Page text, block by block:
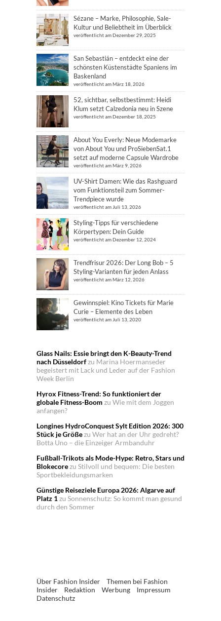
Sézane – Marke, Philosophie, Sale-
Kultur und Beliebtheit im Überblick
veröffentlicht am Dezember 29, 2025
San Sebastián – entdeckt eine der
schönsten Küstenstädte Spaniens im
Baskenland
veröffentlicht am März 18, 2026
52, sichtbar, selbstbestimmt: Heidi
Klum setzt Calzedonia neu in Szene
veröffentlicht am Dezember 18, 2025
About You Everly: Neue Modemarke
von About You und ProSiebenSat.1
setzt auf moderne Capsule Wardrobe
veröffentlicht am März 9, 2026
UV-Shirt Damen: Wie das Rashguard
vom Funktionsteil zum Sommer-
Trendpiece wurde
veröffentlicht am Juli 13, 2026
Styling-Tipps für verschiedene
Körpertypen: Dein Guide
veröffentlicht am Dezember 12, 2024
Trendfrisur 2026: Der Long Bob – 5
Styling-Varianten für jeden Anlass
veröffentlicht am März 12, 2026
Gewinnspiel: Kino Tickets für Marie
Curie – Elemente des Leben
veröffentlicht am Juli 13, 2020
Glass Nails: Essie bringt den K-Beauty-Trend
nach Düsseldorfzu Marina Hoermanseder
begeistert mit Lack und Leder auf der Fashion
Week Berlin
Hyrox Fitness-Trend: So funktioniert der
globale Fitness-Boom zu Wie mit dem Joggen
anfangen?
Longines HydroConquest Sylt Edition 2026: 300
Stück je Größezu Wer hat an der Uhr gedreht?
Botta Uno – die Einzeiger Armbanduhr
Fußball-Trikots als Mode-Hype: Retro, Stars und
Blokecorezu Stilvoll und bequem: Die besten
Sportbekleidungsmarken
Günstige Reiseziele Europa 2026: Algarve auf
Platz 1zu Sonnenschutz: So kommt man gesund
durch den Sommer
Über Fashion Insider
Themen bei Fashion
Insider
Redaktion Werbung
Impressum
Datenschutz